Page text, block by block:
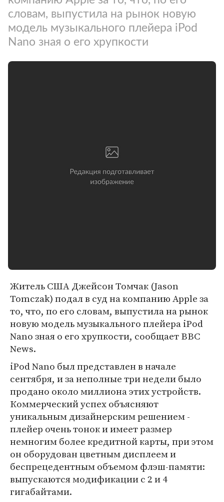
словам, выпустила на рынок новую
модель музыкального плейера iPod
Nano зная о его хрупкости
Житель США Джейсон Томчак (Jason
Tomczak) подал в суд на компанию Apple за
то, что, по его словам, выпустила на рынок
новую модель музыкального плейера iPod
Nano зная о его хрупкости, сообщает BBC
News.
iPod Nano был представлен в начале
сентября, и за неполные три недели было
продано около миллиона этих устройств.
Коммерческий успех объясняют
уникальным дизайнерским решением -
плейер очень тонок и имеет размер
немногим более кредитной карты, при этом
он оборудован цветным дисплеем и
беспрецедентным объемом флэш-памяти:
выпускаются модификации с 2 и 4
гигабайтами.